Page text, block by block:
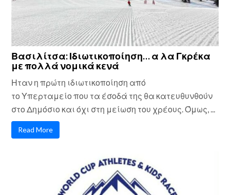
Βασιλίτσα: Ιδιωτικοποίηση… α λα Γκρέκα
με πολλά νομικά κενά
Ηταν η πρώτη ιδιωτικοποίηση από
το Υπερταμείο που τα έσοδά της θα κατευθυνθούν
στο Δημόσιο και όχι στη μείωση του χρέους. Όμως, ...
Read More